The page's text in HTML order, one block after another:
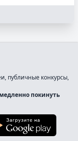
публичные конкурсы,
покинуть
Store